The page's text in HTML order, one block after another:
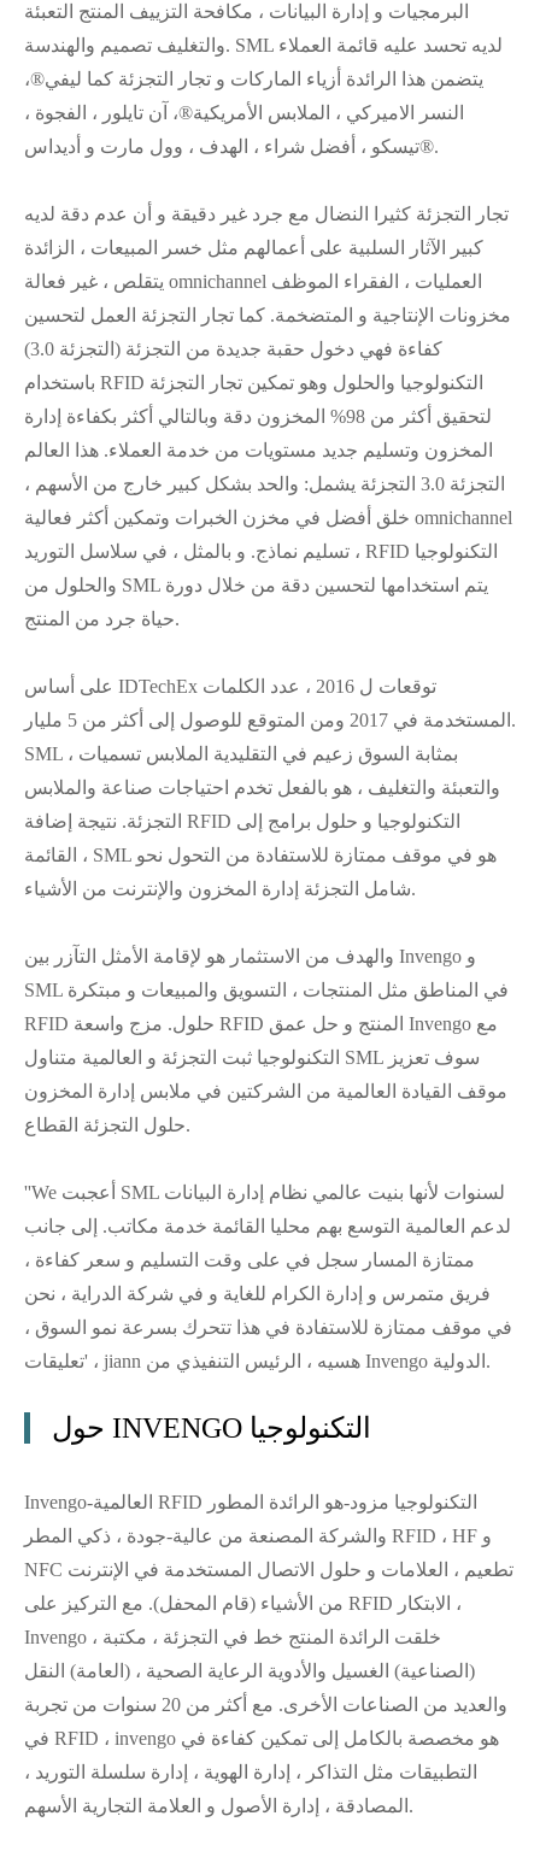
البرمجيات و إدارة البيانات ، مكافحة التزييف المنتج التعبئة
والتغليف تصميم والهندسة. SML لديه تحسد عليه قائمة العملاء
يتضمن هذا الرائدة أزياء الماركات و تجار التجزئة كما ليفي®،
النسر الاميركي ، الملابس الأمريكية®، آن تايلور ، الفجوة ،
تيسكو ، أفضل شراء ، الهدف ، وول مارت و أديداس®.
تجار التجزئة كثيرا النضال مع جرد غير دقيقة و أن عدم دقة لديه
كبير الآثار السلبية على أعمالهم مثل خسر المبيعات ، الزائدة
يتقلص ، غير فعالة omnichannel العمليات ، الفقراء الموظف
مخزونات الإنتاجية و المتضخمة. كما تجار التجزئة العمل لتحسين
كفاءة فهي دخول حقبة جديدة من التجزئة (التجزئة 3.0)
باستخدام RFID التكنولوجيا والحلول وهو تمكين تجار التجزئة
لتحقيق أكثر من 98% المخزون دقة وبالتالي أكثر بكفاءة إدارة
المخزون وتسليم جديد مستويات من خدمة العملاء. هذا العالم
التجزئة 3.0 التجزئة يشمل: والحد بشكل كبير خارج من الأسهم ،
خلق أفضل في مخزن الخبرات وتمكين أكثر فعالية omnichannel
تسليم نماذج. و بالمثل ، في سلاسل التوريد ، RFID التكنولوجيا
والحلول من SML يتم استخدامها لتحسين دقة من خلال دورة
حياة جرد من المنتج.
على أساس IDTechEx توقعات ل 2016 ، عدد الكلمات
المستخدمة في 2017 ومن المتوقع للوصول إلى أكثر من 5 مليار.
SML ، بمثابة السوق زعيم في التقليدية الملابس تسميات
والتعبئة والتغليف ، هو بالفعل تخدم احتياجات صناعة والملابس
التجزئة. نتيجة إضافة RFID التكنولوجيا و حلول برامج إلى
القائمة ، SML هو في موقف ممتازة للاستفادة من التحول نحو
شامل التجزئة إدارة المخزون والإنترنت من الأشياء.
والهدف من الاستثمار هو لإقامة الأمثل التآزر بين Invengo و
SML في المناطق مثل المنتجات ، التسويق والمبيعات و مبتكرة
RFID حلول. مزج واسعة RFID المنتج و حل عمق Invengo مع
التكنولوجيا ثبت التجزئة و العالمية متناول SML سوف تعزيز
موقف القيادة العالمية من الشركتين في ملابس إدارة المخزون
حلول التجزئة القطاع.
''We أعجبت SML لسنوات لأنها بنيت عالمي نظام إدارة البيانات
لدعم العالمية التوسع بهم محليا القائمة خدمة مكاتب. إلى جانب
ممتازة المسار سجل في على وقت التسليم و سعر كفاءة ،
فريق متمرس و إدارة الكرام للغاية و في شركة الدراية ، نحن
في موقف ممتازة للاستفادة في هذا تتحرك بسرعة نمو السوق ،
'تعليقات ، jiann هسيه ، الرئيس التنفيذي من Invengo الدولية.
حول INVENGO التكنولوجيا
Invengo-العالمية RFID التكنولوجيا مزود-هو الرائدة المطور
والشركة المصنعة من عالية-جودة ، ذكي المطر RFID ، HF و
NFC تطعيم ، العلامات و حلول الاتصال المستخدمة في الإنترنت
من الأشياء (قام المحفل). مع التركيز على RFID الابتكار ،
Invengo خلقت الرائدة المنتج خط في التجزئة ، مكتبة ،
(الصناعية) الغسيل والأدوية الرعاية الصحية ، (العامة) النقل
والعديد من الصناعات الأخرى. مع أكثر من 20 سنوات من تجربة
في RFID ، invengo هو مخصصة بالكامل إلى تمكين كفاءة في
التطبيقات مثل التذاكر ، إدارة الهوية ، إدارة سلسلة التوريد ،
المصادقة ، إدارة الأصول و العلامة التجارية الأسهم.